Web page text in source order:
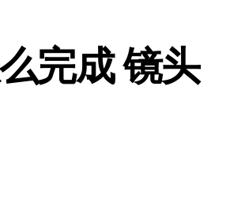
完成 镜头